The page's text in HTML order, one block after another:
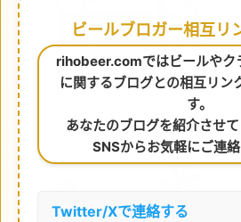
ビールブロガー相互リ
rihobeer.comではビールやク
に関するブログとの相互リン
す。
あなたのブログを紹介させ
SNSからお気軽にご連絡
Twitter/Xで連絡する